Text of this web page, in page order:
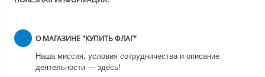
О МАГАЗИНЕ "КУПИТЬ ФЛАГ"
Наша миссия, условия сотрудничества и описание
деятельности — здесь!